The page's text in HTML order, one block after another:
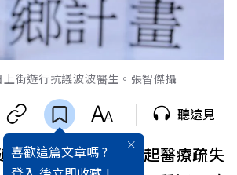
街遊行抗議波波醫生。張智傑攝
喜歡這篇文章嗎 ?
聽遠見
燒15年，近日因一起醫療疏失